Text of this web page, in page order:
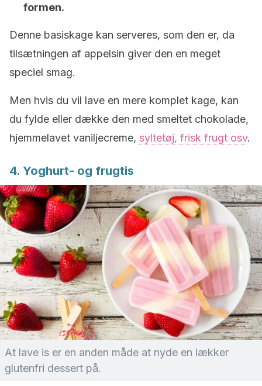
formen.
Denne basiskage kan serveres, som den er, da
tilsætningen af appelsin giver den en meget
speciel smag.
Men hvis du vil lave en mere komplet kage, kan
du fylde eller dække den med smeltet chokolade,
hjemmelavet vaniljecreme, syltetøj, frisk frugt osv.
4. Yoghurt- og frugtis
At lave is er en anden måde at nyde en lækker
glutenfri dessert på.